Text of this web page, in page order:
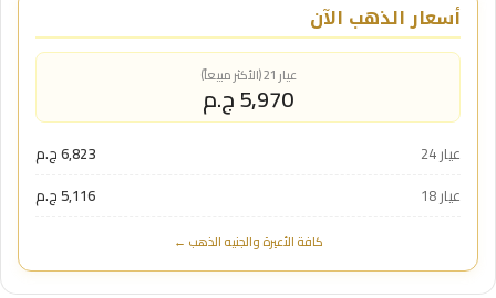
أسعار الذهب الآن
عيار 21 (الأكثر مبيعاً)
5,970 ج.م
عيار 24
6,823 ج.م
عيار 18
5,116 ج.م
كافة الأعيرة والجنيه الذهب ←